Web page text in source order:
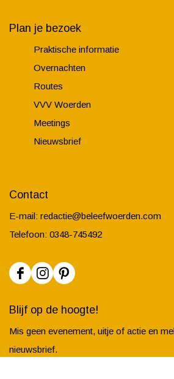
Plan je bezoek
Praktische informatie
Overnachten
Routes
VVV Woerden
Meetings
Nieuwsbrief
Contact
E-mail: redactie@beleefwoerden.com
Telefoon: 0348-745492
F
c
e
b
I
t
a
P
t
e
Blijf op de hoogte!
Mis geen evenement, uitje of actie en
nieuwsbrief.